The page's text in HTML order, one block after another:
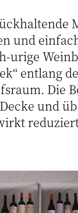
und
urige
entlang
Die
und